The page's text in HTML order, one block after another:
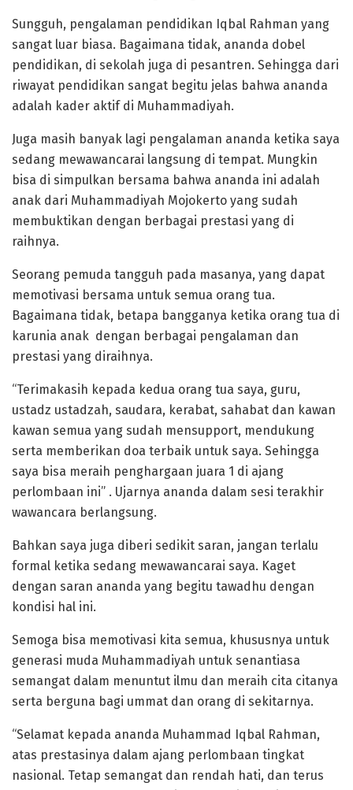
Sungguh, pengalaman pendidikan Iqbal Rahman yang
sangat luar biasa. Bagaimana tidak, ananda dobel
pendidikan, di sekolah juga di pesantren. Sehingga dari
riwayat pendidikan sangat begitu jelas bahwa ananda
adalah kader aktif di Muhammadiyah.
Juga masih banyak lagi pengalaman ananda ketika saya
sedang mewawancarai langsung di tempat. Mungkin
bisa di simpulkan bersama bahwa ananda ini adalah
anak dari Muhammadiyah Mojokerto yang sudah
membuktikan dengan berbagai prestasi yang di
raihnya.
Seorang pemuda tangguh pada masanya, yang dapat
memotivasi bersama untuk semua orang tua.
Bagaimana tidak, betapa bangganya ketika orang tua di
karunia anak dengan berbagai pengalaman dan
prestasi yang diraihnya.
“Terimakasih kepada kedua orang tua saya, guru,
ustadz ustadzah, saudara, kerabat, sahabat dan kawan
kawan semua yang sudah mensupport, mendukung
serta memberikan doa terbaik untuk saya. Sehingga
saya bisa meraih penghargaan juara 1 di ajang
perlombaan ini” . Ujarnya ananda dalam sesi terakhir
wawancara berlangsung.
Bahkan saya juga diberi sedikit saran, jangan terlalu
formal ketika sedang mewawancarai saya. Kaget
dengan saran ananda yang begitu tawadhu dengan
kondisi hal ini.
Semoga bisa memotivasi kita semua, khususnya untuk
generasi muda Muhammadiyah untuk senantiasa
semangat dalam menuntut ilmu dan meraih cita citanya
serta berguna bagi ummat dan orang di sekitarnya.
“Selamat kepada ananda Muhammad Iqbal Rahman,
atas prestasinya dalam ajang perlombaan tingkat
nasional. Tetap semangat dan rendah hati, dan terus